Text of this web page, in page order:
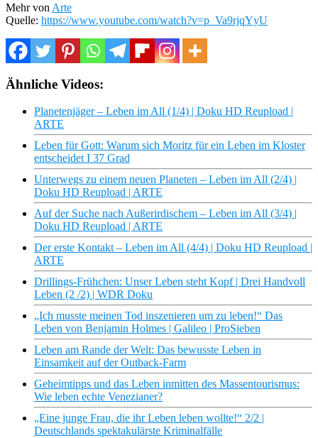
Mehr von Arte
Quelle: https://www.youtube.com/watch?v=p_Va9rjqYyU
Ähnliche Videos:
Planetenjäger – Leben im All (1/4) | Doku HD Reupload |
ARTE
Leben für Gott: Warum sich Moritz für ein Leben im Kloster
entscheidet I 37 Grad
Unterwegs zu einem neuen Planeten – Leben im All (2/4) |
Doku HD Reupload | ARTE
Auf der Suche nach Außerirdischem – Leben im All (3/4) |
Doku HD Reupload | ARTE
Der erste Kontakt – Leben im All (4/4) | Doku HD Reupload |
ARTE
Drillings-Frühchen: Unser Leben steht Kopf | Drei Handvoll
Leben (2 /2) | WDR Doku
„Ich musste meinen Tod inszenieren um zu leben!“ Das
Leben von Benjamin Holmes | Galileo | ProSieben
Leben am Rande der Welt: Das bewusste Leben in
Einsamkeit auf der Outback-Farm
Geheimtipps und das Leben inmitten des Massentourismus:
Wie leben echte Venezianer?
„Eine junge Frau, die ihr Leben leben wollte!“ 2/2 |
Deutschlands spektakulärste Kriminalfälle